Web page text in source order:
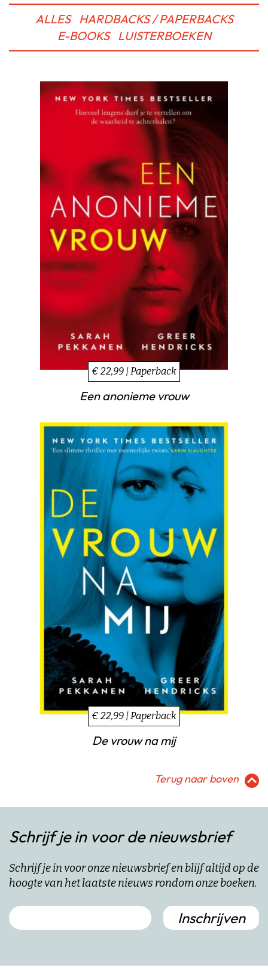
ALLES
HARDBACKS / PAPERBACKS
E-BOOKS
LUISTERBOEKEN
€ 22,99 | Paperback
Een anonieme vrouw
€ 22,99 | Paperback
De vrouw na mij
Terug naar boven
Schrijf je in voor de nieuwsbrief
Schrijf je in voor onze nieuwsbrief en blijf altijd op de
hoogte van het laatste nieuws rondom onze boeken.